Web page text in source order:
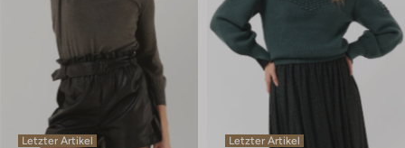
Letzter Artikel
Letzter Artikel